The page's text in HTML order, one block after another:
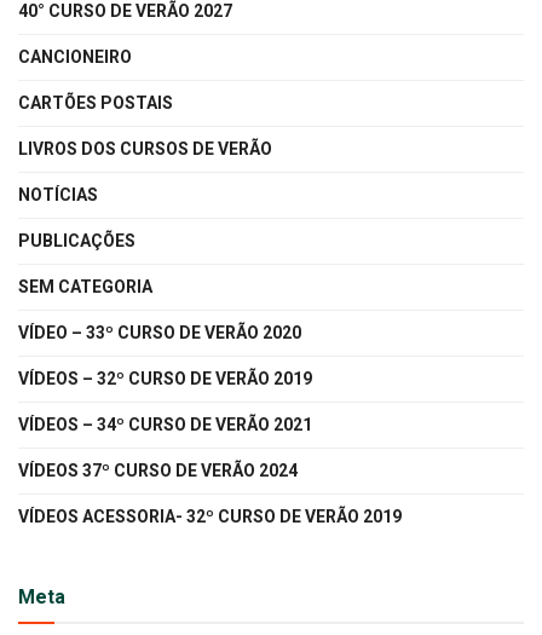
40° CURSO DE VERÃO 2027
CANCIONEIRO
CARTÕES POSTAIS
LIVROS DOS CURSOS DE VERÃO
NOTÍCIAS
PUBLICAÇÕES
SEM CATEGORIA
VÍDEO – 33º CURSO DE VERÃO 2020
VÍDEOS – 32º CURSO DE VERÃO 2019
VÍDEOS – 34º CURSO DE VERÃO 2021
VÍDEOS 37º CURSO DE VERÃO 2024
VÍDEOS ACESSORIA- 32º CURSO DE VERÃO 2019
Meta